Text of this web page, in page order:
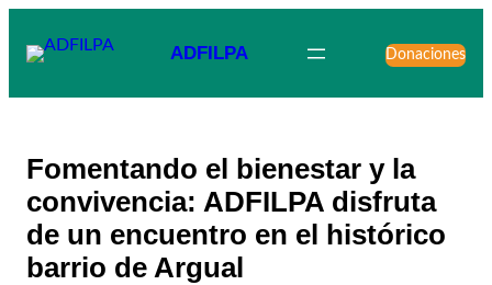
ADFILPA Donaciones
Fomentando el bienestar y la
convivencia: ADFILPA disfruta
de un encuentro en el histórico
barrio de Argual